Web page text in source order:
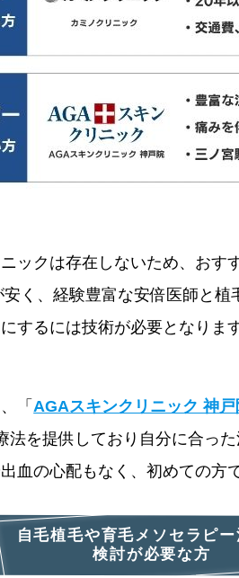
ックは存在しないため、おす
く、経験豊富な安倍医師と
するには技術が必要となり
「AGAスキンクリニック 神戸
を提供しており自分に合っ
血の心配もなく、初めての方
自毛植毛や育毛メソセラピー
検討が必要な方